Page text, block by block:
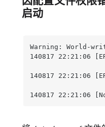
启动
Warning: World-
140817 22:21:06
140817 22:21:06
140817 22:21:06